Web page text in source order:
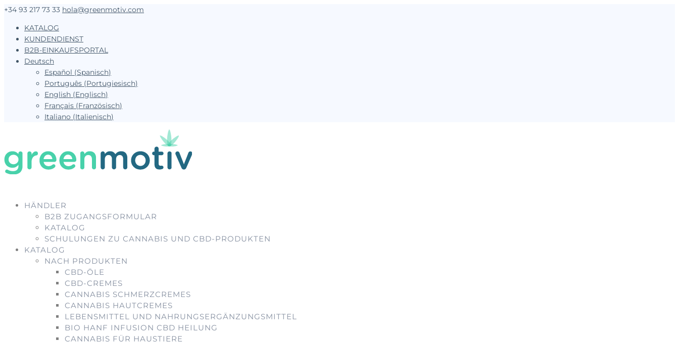
+34 93 217 73 33 hola@greenmotiv.com
KATALOG
KUNDENDIENST
B2B-EINKAUFSPORTAL
Deutsch
Español (Spanisch)
Português (Portugiesisch)
English (Englisch)
Français (Französisch)
Italiano (Italienisch)
HÄNDLER
B2B ZUGANGSFORMULAR
KATALOG
SCHULUNGEN ZU CANNABIS UND CBD-PRODUKTEN
KATALOG
NACH PRODUKTEN
CBD-ÖLE
CBD-CREMES
CANNABIS SCHMERZCREMES
CANNABIS HAUTCREMES
LEBENSMITTEL UND NAHRUNGSERGÄNZUNGSMITTEL
BIO HANF INFUSION CBD HEILUNG
CANNABIS FÜR HAUSTIERE